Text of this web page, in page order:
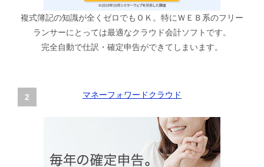
複式簿記の知識が全くゼロでもＯＫ。特にＷＥＢ系のフリー
ランサーにとっては最適なクラウド会計ソフトです。
完全自動で仕訳・確定申告ができてしまいます。
マネーフォワードクラウド